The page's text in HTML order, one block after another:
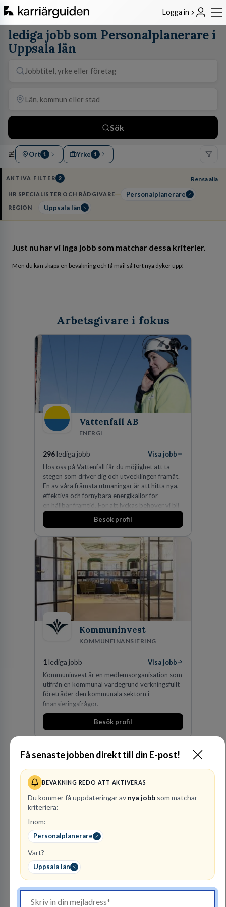
Logga in
Få senaste jobben direkt till din E-post!
BEVAKNING REDO ATT AKTIVERAS
Du kommer få uppdateringar av nya jobb som matchar
kriteriera:
Inom:
Personalplanerare
Vart?
Uppsala län
lediga jobb som Personalplanerare i
Uppsala län
Sök
Ort 1 Yrke 1
AKTIVA FILTER 2 Rensa alla
HR SPECIALISTER OCH RÅDGIVARE Personalplanerare
REGION Uppsala län
Just nu har vi inga jobb som matchar dessa kriterier.
Men du kan skapa en bevakning och få mail så fort nya dyker upp!
Arbetsgivare i fokus
Vattenfall AB
ENERGI
296lediga jobb
Visa jobb
Hos oss på Vattenfall får du möjlighet att ta
stegen som driver dig och utvecklingen framåt.
En av våra främsta utmaningar är att hitta nya,
effektiva och förnybara energikällor för
en hållbar framtid. För att lyckas behöver vi bli
fler medarbetare som vill göra skillnad.
Besök profil
Kommuninvest
KOMMUNFINANSIERING
1lediga jobb
Visa jobb
Kommuninvest är en medlemsorganisation som
utifrån en kommunal värdegrund verkningsfullt
företräder den kommunala sektorn i
finansieringsfrågor.
Besök profil
Gulliksson AB
2lediga jobb
Vår kombination av immaterialrätt och
affärsjuridik gör oss till förstahandsvalet som
affärsjuridisk advokatbyrå och rådgivare för